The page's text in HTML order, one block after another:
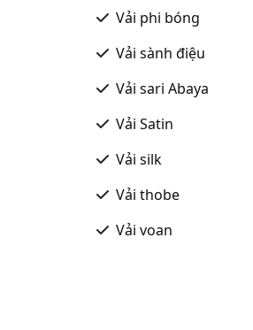
Vải phi bóng
Vải sành điệu
Vải sari Abaya
Vải Satin
Vải silk
Vải thobe
Vải voan